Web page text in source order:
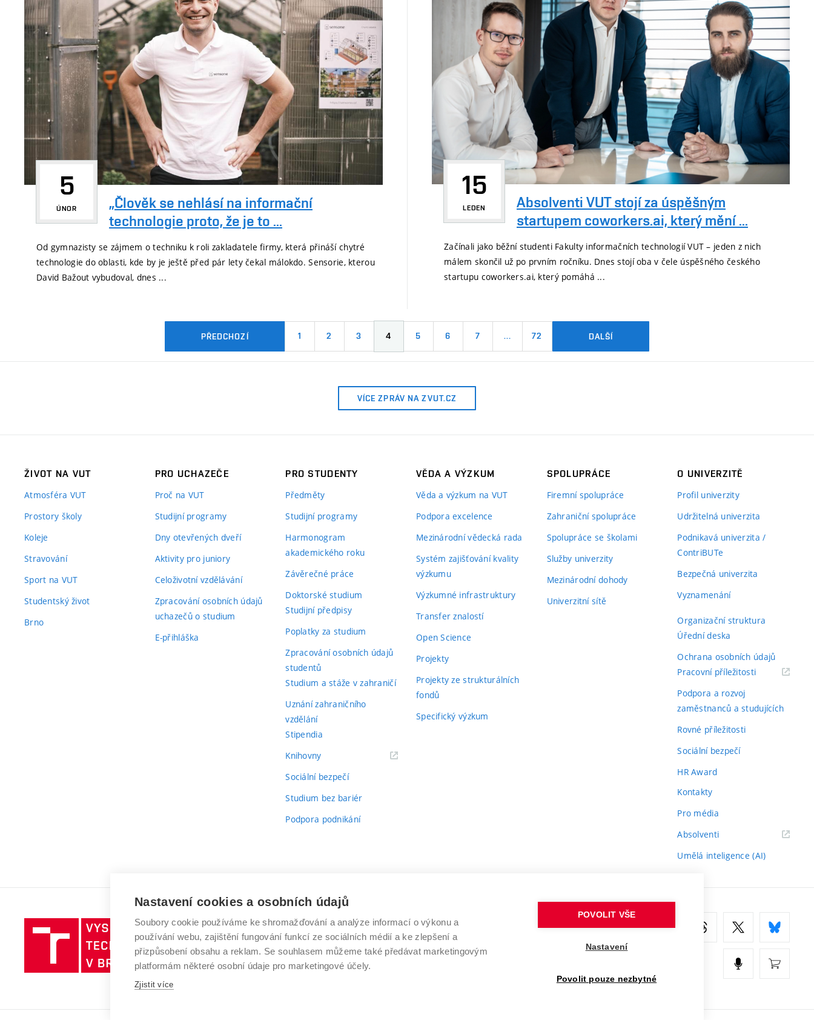
5
ÚNOR
„Člověk se nehlásí na informační
technologie proto, že je to ...
Od gymnazisty se zájmem o techniku k roli zakladatele firmy, která přináší chytré
technologie do oblasti, kde by je ještě před pár lety čekal málokdo. Sensorie, kterou
David Bažout vybudoval, dnes ...
15
LEDEN
Absolventi VUT stojí za úspěšným
startupem coworkers.ai, který mění ...
Začínali jako běžní studenti Fakulty informačních technologií VUT – jeden z nich
málem skončil už po prvním ročníku. Dnes stojí oba v čele úspěšného českého
startupu coworkers.ai, který pomáhá ...
PŘEDCHOZÍ 1 2 3 4 5 6 7 … 72 DALŠÍ
VÍCE ZPRÁV NA ZVUT.CZ
ŽIVOT NA VUT
Atmosféra VUT
Prostory školy
Koleje
Stravování
Sport na VUT
Studentský život
Brno
PRO UCHAZEČE
Proč na VUT
Studijní programy
Dny otevřených dveří
Aktivity pro juniory
Celoživotní vzdělávání
Zpracování osobních údajů
uchazečů o studium
E-přihláška
PRO STUDENTY
Předměty
Studijní programy
Harmonogram
akademického roku
Závěrečné práce
Doktorské studium
Studijní předpisy
Poplatky za studium
Zpracování osobních údajů
studentů
Studium a stáže v zahraničí
Uznání zahraničního
vzdělání
Stipendia
Knihovny(externí
Sociální bezpečí
Studium bez bariér
Podpora podnikání
VĚDA A VÝZKUM
Věda a výzkum na VUT
Podpora excelence
Mezinárodní vědecká rada
Systém zajišťování kvality
výzkumu
Výzkumné infrastruktury
Transfer znalostí
Open Science
Projekty
Projekty ze strukturálních
fondů
Specifický výzkum
SPOLUPRÁCE
Firemní spolupráce
Zahraniční spolupráce
Spolupráce se školami
Služby univerzity
Mezinárodní dohody
Univerzitní sítě
O UNIVERZITĚ
Profil univerzity
Udržitelná univerzita
Podnikavá univerzita /
ContriBUTe
Bezpečná univerzita
Vyznamenání
Organizační struktura
Úřední deska
Ochrana osobních údajů
Pracovní příležitosti(externí
Podpora a rozvoj
zaměstnanců a studujících
Rovné příležitosti
Sociální bezpečí
HR Award
Kontakty
Pro média
Absolventi(externí
Umělá inteligence (AI)
Vysoké
učení
technické
v
VYSOKÉ UČENÍ TECHNICKÉ V BRNĚ
Antonínská 548/1
602 00 Brno
www.vut.cz
Nastavení cookies a osobních údajů
Soubory cookie používáme ke shromažďování a analýze informací o výkonu a
používání webu, zajištění fungování funkcí ze sociálních médií a ke zlepšení a
přizpůsobení obsahu a reklam. Se souhlasem můžeme také předávat marketingovým
platformám některé osobní údaje pro marketingové účely.
Zjistit více
POVOLIT VŠE
Nastavení
Povolit pouze nezbytné